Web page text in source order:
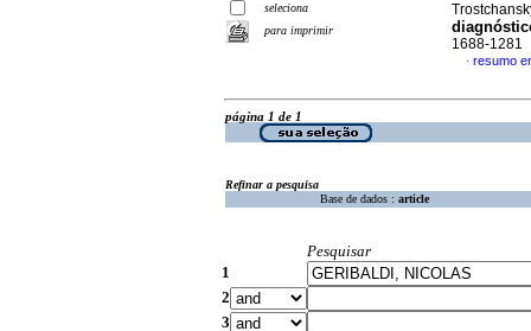
seleciona
para imprimir
1688-1281
· resumo
página 1 de 1
Refinar a pesquisa
Base de dados : article
Pesquisar
1
2
3